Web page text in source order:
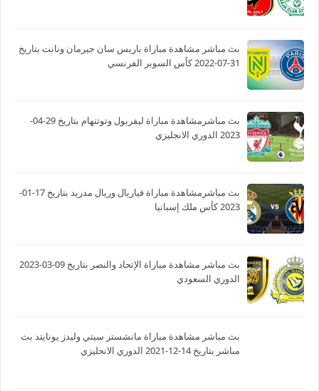
بث مباشر مشاهدة مباراة باريس سان جيرمان ونانت بتاريخ
31-07-2022 كأس السوبر الفرنسي
بث مباشرمشاهدة مباراة ليفربول وتوتنهام بتاريخ 29-04-
2023 الدوري الانجليزي
بث مباشرمشاهدة مباراة فياريال وريال مدريد بتاريخ 17-01-
2023 كأس ملك إسبانيا
بث مباشر مشاهدة مباراة الإتحاد والنصر بتاريخ 09-03-2023
الدوري السعودي
بث مباشر مشاهدة مباراة مانشستر سيتي وليدز يونايتد بث
مباشر بتاريخ 14-12-2021 الدوري الانجليزي